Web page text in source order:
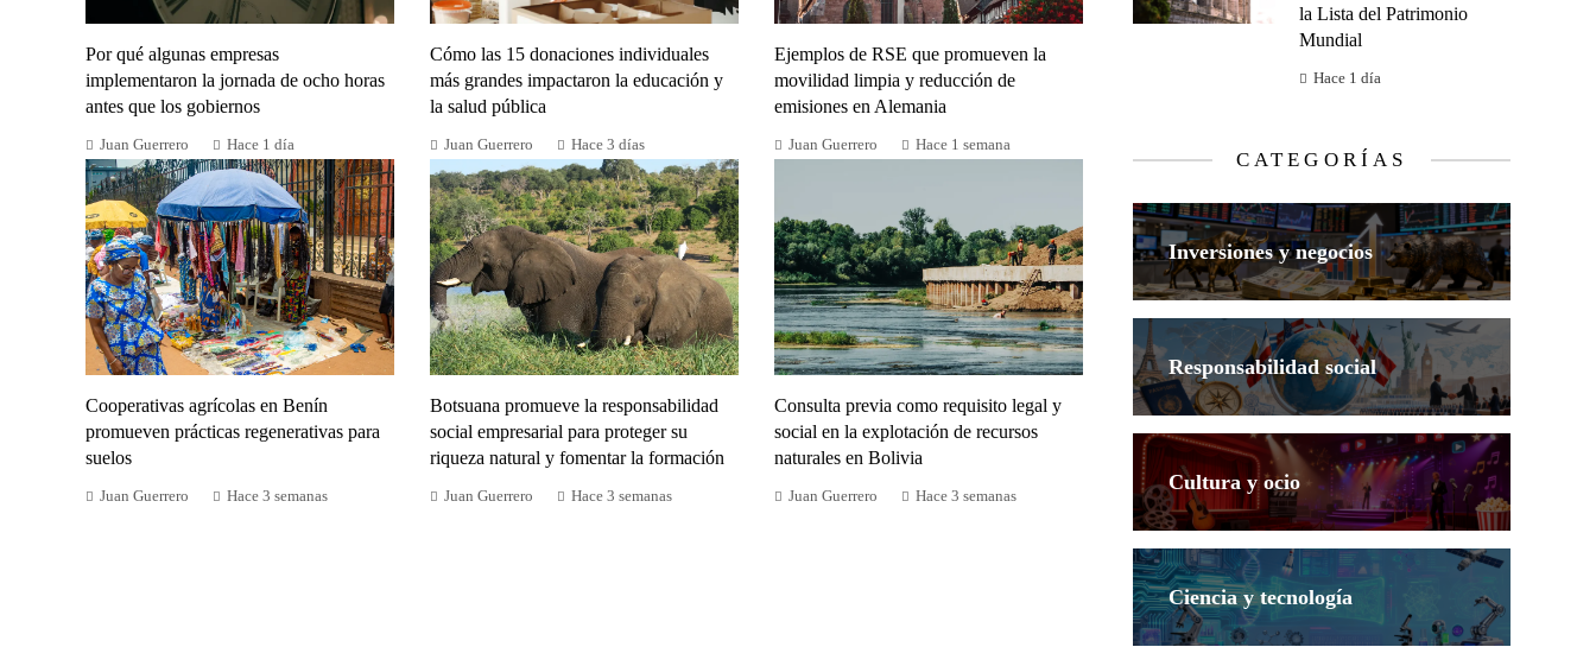
Por qué algunas empresas
implementaron la jornada de ocho horas
antes que los gobiernos
Juan Guerrero Hace 1 día
Cómo las 15 donaciones individuales
más grandes impactaron la educación y
la salud pública
Juan Guerrero Hace 3 días
Ejemplos de RSE que promueven la
movilidad limpia y reducción de
emisiones en Alemania
Juan Guerrero Hace 1 semana
Cooperativas agrícolas en Benín
promueven prácticas regenerativas para
suelos
Juan Guerrero Hace 3 semanas
Botsuana promueve la responsabilidad
social empresarial para proteger su
riqueza natural y fomentar la formación
Juan Guerrero Hace 3 semanas
Consulta previa como requisito legal y
social en la explotación de recursos
naturales en Bolivia
Juan Guerrero Hace 3 semanas
la Lista del Patrimonio
Mundial
Hace 1 día
CATEGORÍAS
Inversiones y negocios
Responsabilidad social
Cultura y ocio
Ciencia y tecnología